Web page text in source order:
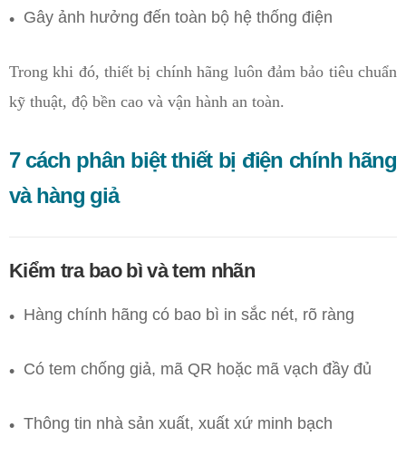
Gây ảnh hưởng đến toàn bộ hệ thống điện
Trong khi đó, thiết bị chính hãng luôn đảm bảo tiêu chuẩn
kỹ thuật, độ bền cao và vận hành an toàn.
7 cách phân biệt thiết bị điện chính hãng
và hàng giả
Kiểm tra bao bì và tem nhãn
Hàng chính hãng có bao bì in sắc nét, rõ ràng
Có tem chống giả, mã QR hoặc mã vạch đầy đủ
Thông tin nhà sản xuất, xuất xứ minh bạch